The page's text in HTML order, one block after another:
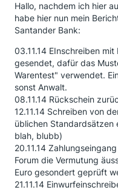
Hallo, nachdem ich hier
habe hier nun mein
Santander Bank:
03.11.14 EInschreiben
gesendet, dafür das
Warentest" verwendet.
sonst Anwalt.
08.11.14 Rückschein
12.11.14 Schreiben von
üblichen Standardsätzen
blah, blubb)
20.11.14
Forum die Vermutung
Euro gesondert geprüft
21.11.14